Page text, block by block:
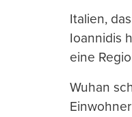
Italien,
Ioannidis
eine
Wuhan